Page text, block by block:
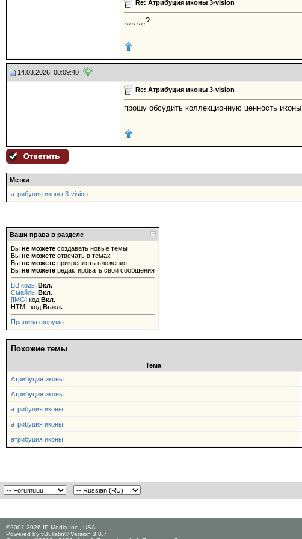
Re: Атрибуция иконы 3-vision
,,,,,,,,,?
14.03.2026, 00:09:40
Re: Атрибуция иконы 3-vision
прошу обсудить коллекционную ценность иконы
Метки
атрибуция иконы 3-vision
Ваши права в разделе
Вы не можете создавать новые темы
Вы не можете отвечать в темах
Вы не можете прикреплять вложения
Вы не можете редактировать свои сообщения
BB коды Вкл.
Смайлы Вкл.
[IMG] код Вкл.
HTML код Выкл.
Правила форума
Похожие темы
Тема
Атрибуция иконы.
Атрибуция иконы.
атрибуция иконы
атрибуция иконы
атрибуция иконы
©2001-2026 IP Media Inc., USA
Powered by vBulletin® Version 3.8.7